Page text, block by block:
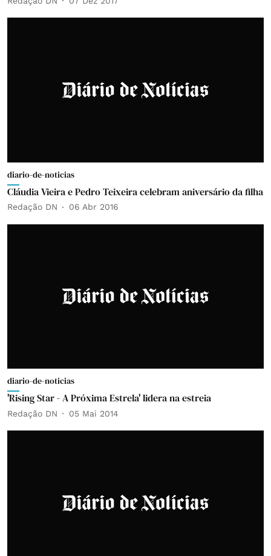
diario-de-noticias
Cláudia Vieira e Pedro Teixeira celebram aniversário da filha
Redação DN 06 Abr 2016
diario-de-noticias
'Rising Star - A Próxima Estrela' lidera na estreia
Redação DN 05 Mai 2014